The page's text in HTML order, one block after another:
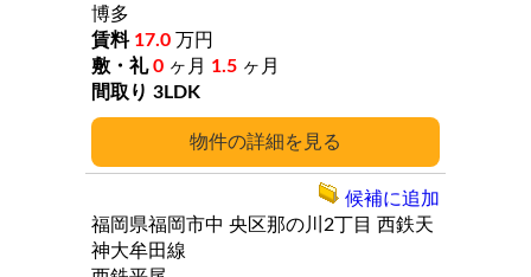
詳細
博多
17.0 万円
0 ヶ月 1.5 ヶ月
3LDK
福岡県福岡市中 央区那の川2丁目 西鉄天
神大牟田線
候補に追加